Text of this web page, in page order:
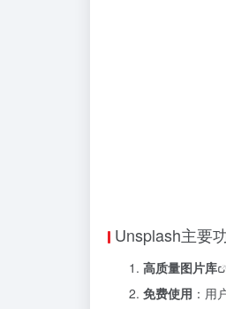
Unsplash主要
高质量图片库
免费使用 ：用